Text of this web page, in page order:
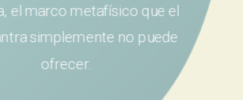
el marco metafísico que el
simplemente no puede
ofrecer.